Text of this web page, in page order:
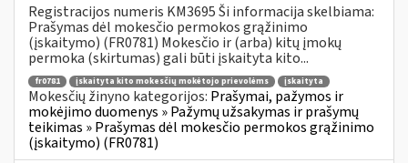
Registracijos numeris KM3695 Ši informacija skelbiama:
Prašymas dėl mokesčio permokos grąžinimo
(įskaitymo) (FR0781) Mokesčio ir (arba) kitų įmokų
permoka (skirtumas) gali būti įskaityta kito...
fr0781 įskaityta kito mokesčių mokėtojo prievolėms įskaityta
Mokesčių žinyno kategorijos: Prašymai, pažymos ir
mokėjimo duomenys » Pažymų užsakymas ir prašymų
teikimas » Prašymas dėl mokesčio permokos grąžinimo
(įskaitymo) (FR0781)